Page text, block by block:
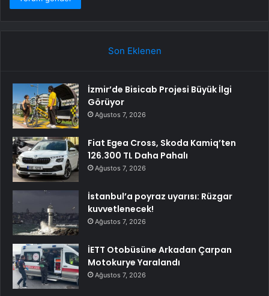
Son Eklenen
İzmir’de Bisicab Projesi Büyük İlgi
Görüyor
Ağustos 7, 2026
Fiat Egea Cross, Skoda Kamiq’ten
126.300 TL Daha Pahalı
Ağustos 7, 2026
İstanbul’a poyraz uyarısı: Rüzgar
kuvvetlenecek!
Ağustos 7, 2026
İETT Otobüsüne Arkadan Çarpan
Motokurye Yaralandı
Ağustos 7, 2026